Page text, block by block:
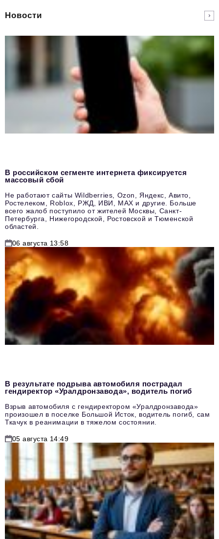
Новости
В российском сегменте интернета фиксируется
массовый сбой
Не работают сайты Wildberries, Ozon, Яндекс, Авито,
Ростелеком, Roblox, РЖД, ИВИ, MAX и другие. Больше
всего жалоб поступило от жителей Москвы, Санкт-
Петербурга, Нижегородской, Ростовской и Тюменской
областей.
06 августа 13:58
В результате подрыва автомобиля пострадал
гендиректор «Уралдронзавода», водитель погиб
Взрыв автомобиля с гендиректором «Уралдронзавода»
произошел в поселке Большой Исток, водитель погиб, сам
Ткачук в реанимации в тяжелом состоянии.
05 августа 14:49